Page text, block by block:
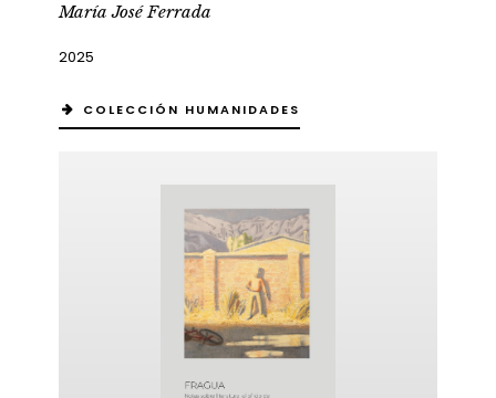
María José Ferrada
2025
COLECCIÓN HUMANIDADES